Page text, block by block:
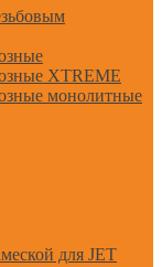
XTREME
монолитные
для JET